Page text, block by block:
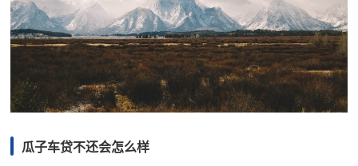
瓜子车贷不还会怎么样